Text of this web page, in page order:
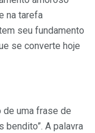
na tarefa
seu fundamento
se converte hoje
uma frase de
bendito”. A palavra